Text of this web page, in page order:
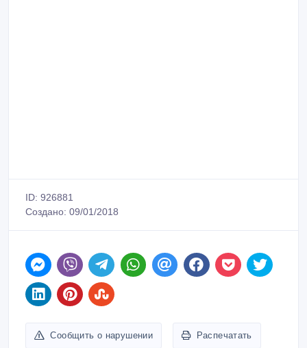
ID: 926881
Создано: 09/01/2018
Сообщить о нарушении Распечатать